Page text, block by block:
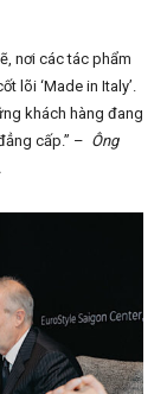
nơi các tác phẩm
lõi ‘Made in Italy’.
khách hàng đang
cấp.” – Ông